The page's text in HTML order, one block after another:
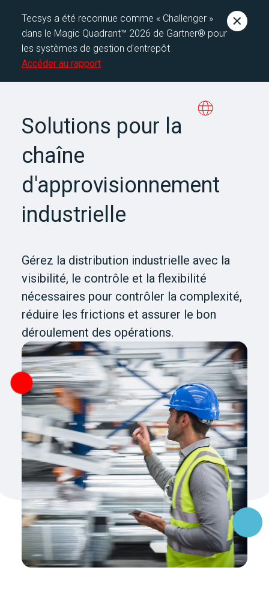
Tecsys a été reconnue comme « Challenger »
dans le Magic Quadrant™ 2026 de Gartner® pour
les systèmes de gestion d'entrepôt
Accéder au rapport
Solutions pour la
chaîne
d'approvisionnement
industrielle
Gérez la distribution industrielle avec la
visibilité, le contrôle et la flexibilité
nécessaires pour contrôler la complexité,
réduire les frictions et assurer le bon
déroulement des opérations.